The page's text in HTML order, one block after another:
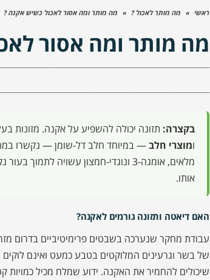
ראשי » מה מותר לאכול ? » מה מותר ומה אסור לאכול כשיש אקנה ?
מה מותר ומה אסור
בקצרה: תזונה יכולה להשפיע על אקנה. מזונות
ומוצרי חלב— במיוחד חלב דל-שומן — נקשרו
מלאים, אומגה-3 ונוגדי-חמצון עשויה
אותו.
האם דיאטה ותזונה גורמים לאקנה?
עבודת מחקר שנערכה בשבטים פרימיטיביים בדרום
של בשר וגרעינים המלוקטים בטבע כמעט ואינם
שיכולים להחמיר את האקנה. ידוע שמלח מכיל כמויות